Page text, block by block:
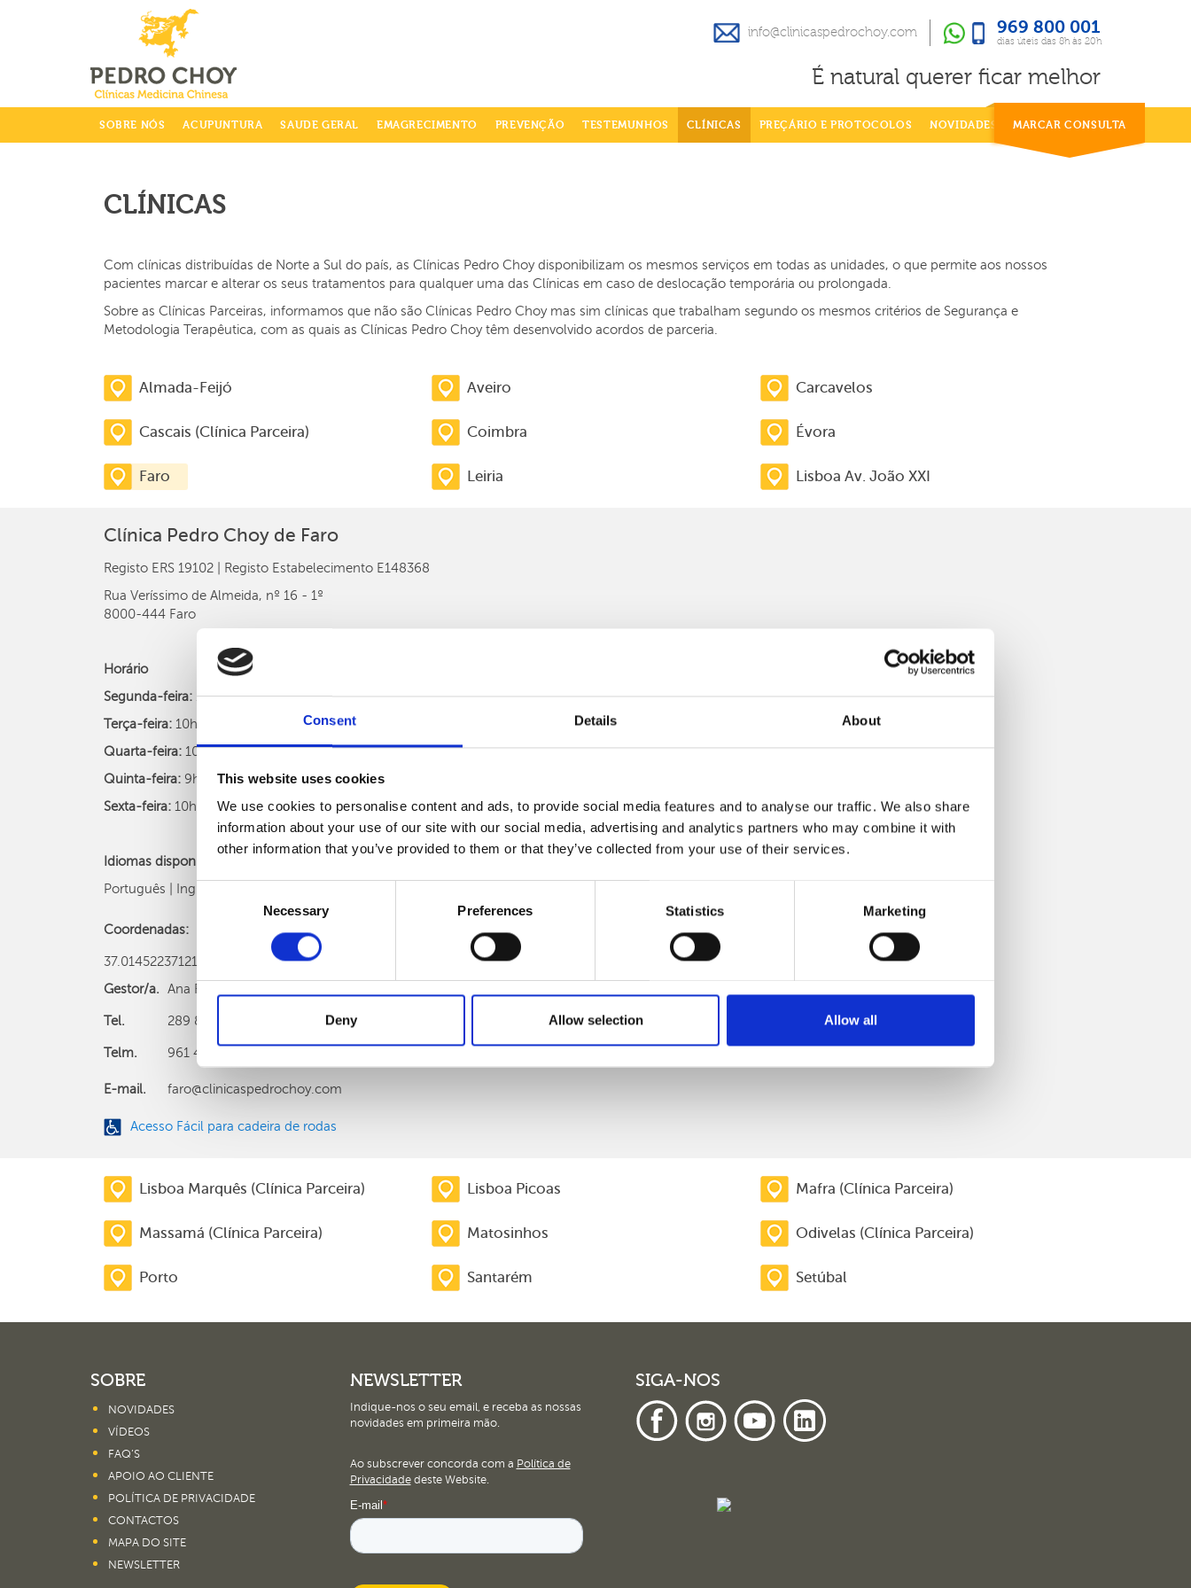
Consent Details About
This website uses cookies
We use cookies to personalise content and ads, to provide social media features and to analyse our traffic. We also share
information about your use of our site with our social media, advertising and analytics partners who may combine it with
other information that you’ve provided to them or that they’ve collected from your use of their services.
Necessary Preferences Statistics Marketing
Deny Allow selection Allow all
info@clinicaspedrochoy.com 969 800 001
dias úteis das 8h às 20h
info@clinicaspedrochoy.com 969 800 001
dias úteis das 8h às 20h
É natural querer ficar melhor
SOBRE NÓS ACUPUNTURA SAUDE GERAL EMAGRECIMENTO PREVENÇÃO TESTEMUNHOS CLÍNICAS PREÇÁRIO E PROTOCOLOS NOVIDADES MARCAR CONSULTA
CLÍNICAS
Com clínicas distribuídas de Norte a Sul do país, as Clínicas Pedro Choy disponibilizam os mesmos serviços em todas as unidades, o que permite aos nossos
pacientes marcar e alterar os seus tratamentos para qualquer uma das Clínicas em caso de deslocação temporária ou prolongada.
Sobre as Clínicas Parceiras, informamos que não são Clínicas Pedro Choy mas sim clínicas que trabalham segundo os mesmos critérios de Segurança e
Metodologia Terapêutica, com as quais as Clínicas Pedro Choy têm desenvolvido acordos de parceria.
Almada-Feijó Aveiro Carcavelos
Cascais (Clínica Parceira) Coimbra Évora
Faro
Clínica Pedro Choy de Faro
Registo ERS 19102 | Registo Estabelecimento E148368
Rua Veríssimo de Almeida, nº 16 - 1º
8000-444 Faro
Horário
Segunda-feira: 13h às 20h;
Terça-feira: 10h às 18h;
Quarta-feira: 10h às 20h;
Quinta-feira: 9h às 17h;
Sexta-feira: 10h às 15h
Idiomas disponíveis:
Português | Inglês
Coordenadas:
37.01452237121414, -7.9324195011416885
Gestor/a.
Ana Rita Pereira
Tel. 289 894 090 (chamada para rede fixa nacional)
Telm. 961 406 529 (chamada para rede móvel nacional)
E-mail. faro@clinicaspedrochoy.com
Acesso Fácil para cadeira de rodas
Leiria Lisboa Av. João XXI
Lisboa Marquês (Clínica Parceira) Lisboa Picoas Mafra (Clínica Parceira)
Massamá (Clínica Parceira) Matosinhos Odivelas (Clínica Parceira)
Porto Santarém Setúbal
SOBRE
NOVIDADES
VÍDEOS
FAQ’S
APOIO AO CLIENTE
POLÍTICA DE PRIVACIDADE
CONTACTOS
MAPA DO SITE
NEWSLETTER
NEWSLETTER
Indique-nos o seu email, e receba as nossas
novidades em primeira mão.
Ao subscrever concorda com a Política de
Privacidadedeste Website.
SIGA-NOS